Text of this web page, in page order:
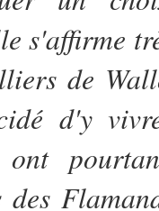
s'affirme
de
d'y
ont
des